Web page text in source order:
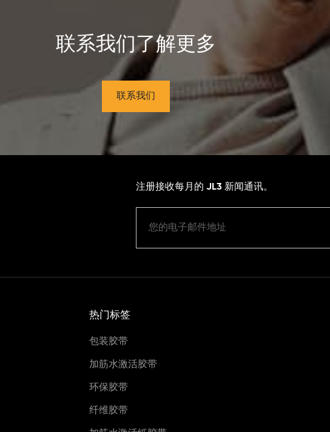
联系我们了解更多
联系我们
注册接收每月的 JL3 新闻通讯。
热门标签
包装胶带
加筋水激活胶带
环保胶带
纤维胶带